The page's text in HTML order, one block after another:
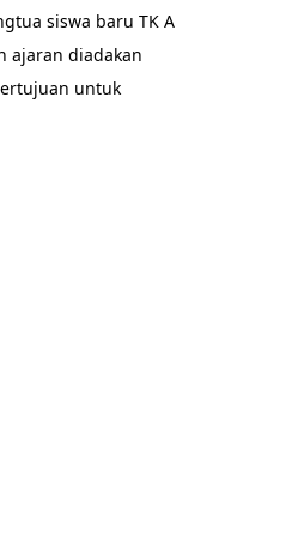
siswa baru TK A
ajaran diadakan
untuk